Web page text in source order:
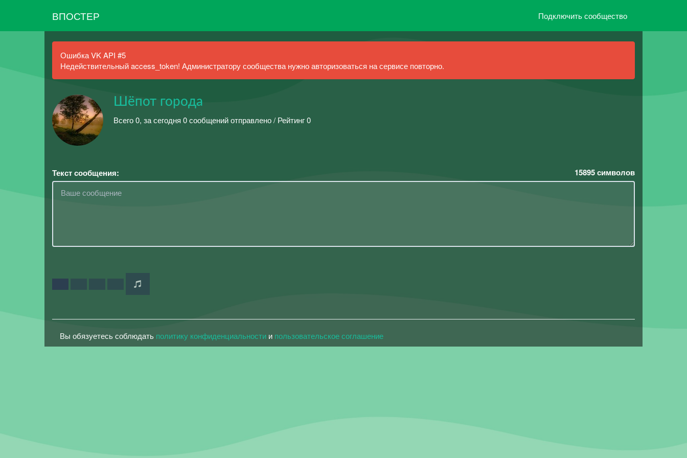
ВПОСТЕР Подключить сообщество
Ошибка VK API #5
Недействительный access_token! Администратору сообщества нужно авторизоваться на сервисе повторно.
Шёпот города
Всего 0, за сегодня 0 сообщений отправлено / Рейтинг 0
Текст сообщения: 15895символов
Вы обязуетесь соблюдать политику конфиденциальности и пользовательское соглашение